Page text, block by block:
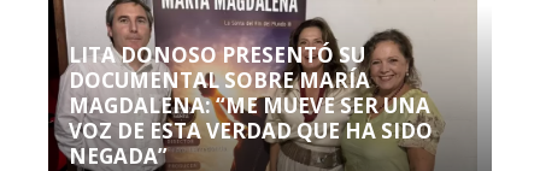
LITA DONOSO PRESENTÓ SU
DOCUMENTAL SOBRE MARÍA
MAGDALENA: “ME MUEVE SER UNA
VOZ DE ESTA VERDAD QUE HA SIDO
NEGADA”